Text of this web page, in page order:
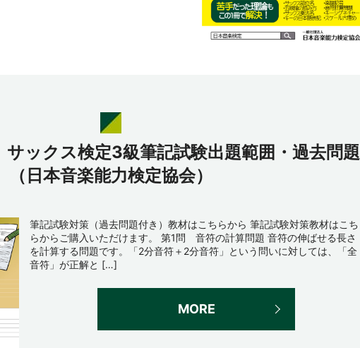
サックス検定3級筆記試験出題範囲・過去問題
（日本音楽能力検定協会）
筆記試験対策（過去問題付き）教材はこちらから 筆記試験対策教材はこち
らからご購入いただけます。 第1問 音符の計算問題 音符の伸ばせる長さ
を計算する問題です。「2分音符＋2分音符」という問いに対しては、「全
音符」が正解と […]
MORE